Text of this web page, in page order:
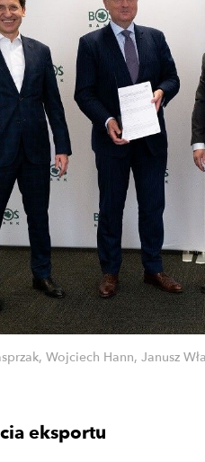
Wojciech Hann, Janusz
eksportu